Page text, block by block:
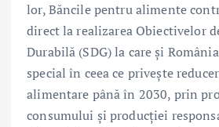
lor, Băncile pentru alimente
direct la realizarea Obiectivelor
Durabilă (SDG) la care și
special în ceea ce privește
alimentare până în 2030, prin
consumului și producției